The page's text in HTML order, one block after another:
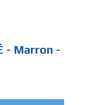
- Marron -